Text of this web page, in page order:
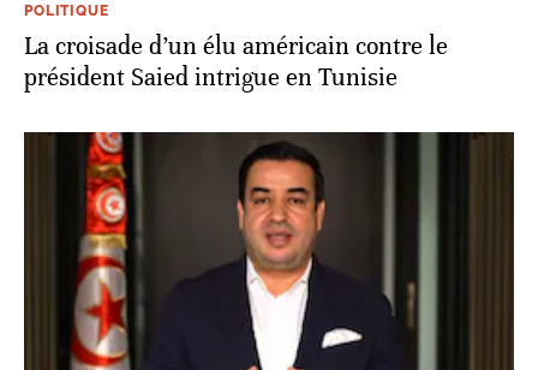
POLITIQUE
La croisade d’un élu américain contre le
président Saied intrigue en Tunisie